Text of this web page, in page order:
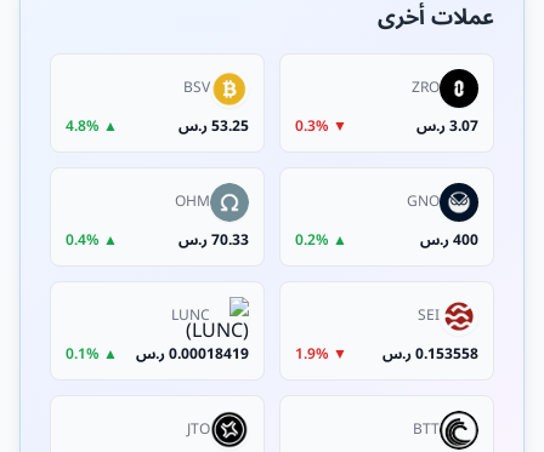
عملات أخرى
ZRO
3.07 ر.س
▼ 0.3%
BSV
53.25 ر.س
▲ 4.8%
GNO
400 ر.س
▲ 0.2%
OHM
70.33 ر.س
▲ 0.4%
SEI
0.153558 ر.س
▼ 1.9%
LUNC
0.00018419 ر.س
▲ 0.1%
BTT
JTO